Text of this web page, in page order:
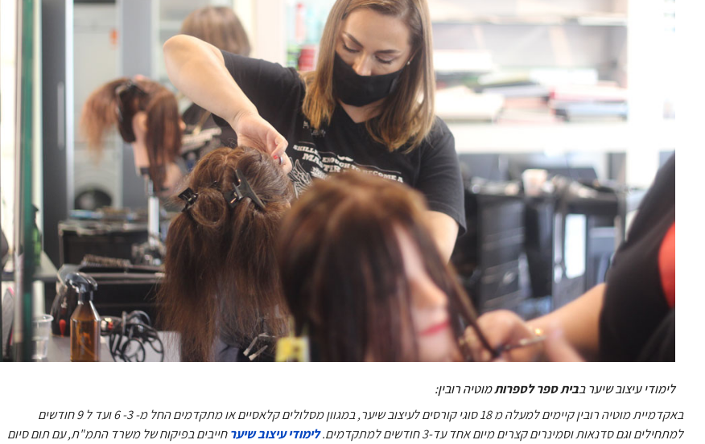
לימודי עיצוב שיער בבית ספר לספרותמוטיה רובין:
באקדמיית מוטיה רובין קיימים למעלה מ 18 סוגי קורסים לעיצוב שיער, במגוון מסלולים קלאסיים או מתקדמים החל מ- 3- 6 ועד ל 9 חודשים
למתחילים וגם סדנאות וסמינרים קצרים מיום אחד עד-3 חודשים למתקדמים.
לימודי עיצוב שיערחייבים בפיקוח של משרד התמ"ת, עם תום סיום